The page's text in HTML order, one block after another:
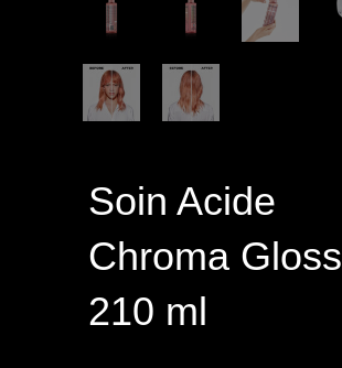
Soin Acide
Chroma Gloss
210 ml